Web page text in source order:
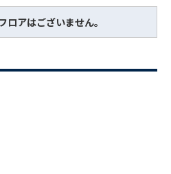
ロアはございません。